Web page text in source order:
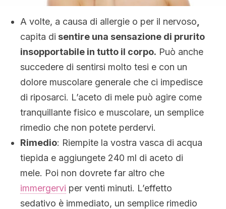
A volte, a causa di allergie o per il nervoso
capita di sentire una sensazione di prurito
insopportabile in tutto il corpo. Può anche
succedere di sentirsi molto tesi e con un
dolore muscolare generale che ci impedisce
di riposarci. L’aceto di mele può agire come
tranquillante fisico e muscolare, un semplice
rimedio che non potete perdervi.
Rimedio: Riempite la vostra vasca di acqua
tiepida e aggiungete 240 ml di aceto di
mele. Poi non dovrete far altro che
immergervi per venti minuti. L’effetto
sedativo è immediato, un semplice rimedio